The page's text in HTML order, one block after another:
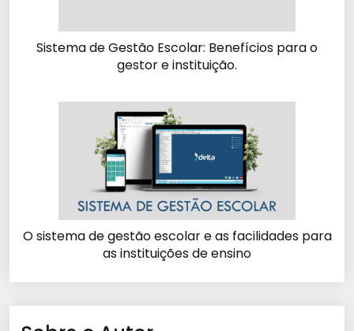
Sistema de Gestão Escolar: Benefícios para o
gestor e instituição.
O sistema de gestão escolar e as facilidades para
as instituições de ensino